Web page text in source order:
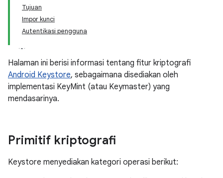
Tujuan
Impor kunci
Autentikasi pengguna
Halaman ini berisi informasi tentang fitur kriptografi
Android Keystore, sebagaimana disediakan oleh
implementasi KeyMint (atau Keymaster) yang
mendasarinya.
Primitif kriptografi
Keystore menyediakan kategori operasi berikut: